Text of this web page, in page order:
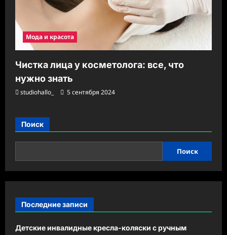
Мода и красота
Чистка лица у косметолога: все, что
нужно знать
studiohallo_ 5 сентября 2024
Поиск
Поиск
Последние записи
Детские инвалидные кресла-коляски с ручным